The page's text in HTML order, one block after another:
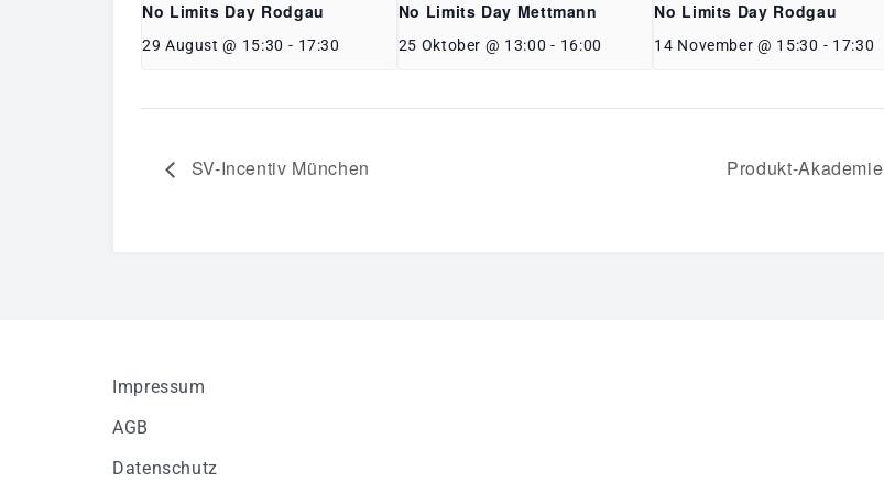
No Limits Day Rodgau
29 August @ 15:30 - 17:30
No Limits Day Mettmann
25 Oktober @ 13:00 - 16:00
No Limits Day Rodgau
14 November @ 15:30 - 17:30
SV-Incentiv München Produkt-Akademie
Impressum
AGB
Datenschutz